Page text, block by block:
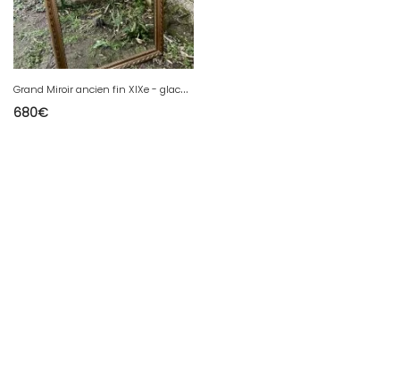
G
rand Miroir ancien fin XIXe - glace biseauté bordé par un range de perles
680€